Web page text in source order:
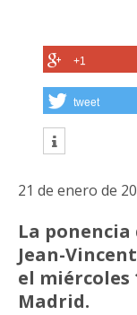
+1
tweet
21 de enero de
La ponencia
Jean-
el miércoles
Madrid.